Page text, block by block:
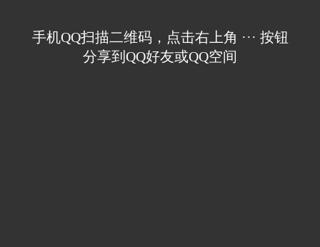
手机QQ扫描二维码，点击右上角 ··· 按钮
分享到QQ好友或QQ空间